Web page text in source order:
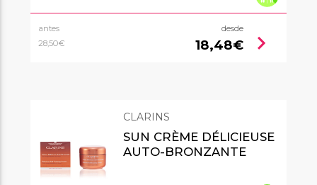
antes
28,50€
desde
18,48€ chevron_right
CLARINS
SUN CRÈME DÉLICIEUSE
AUTO-BRONZANTE